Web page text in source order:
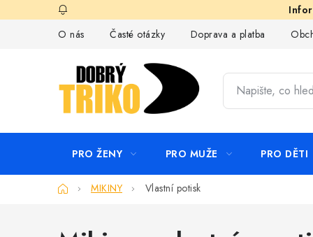
na
O nás
Časté otázky Doprava a platba
PRO ŽENY PRO MUŽE PRO DĚTI
DomůMIKINY Vlastní potisk